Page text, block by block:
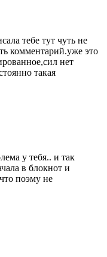
тебе тут чуть не
комментарий.уже это
нет
такая
у тебя.. и так
в блокнот и
поэму не